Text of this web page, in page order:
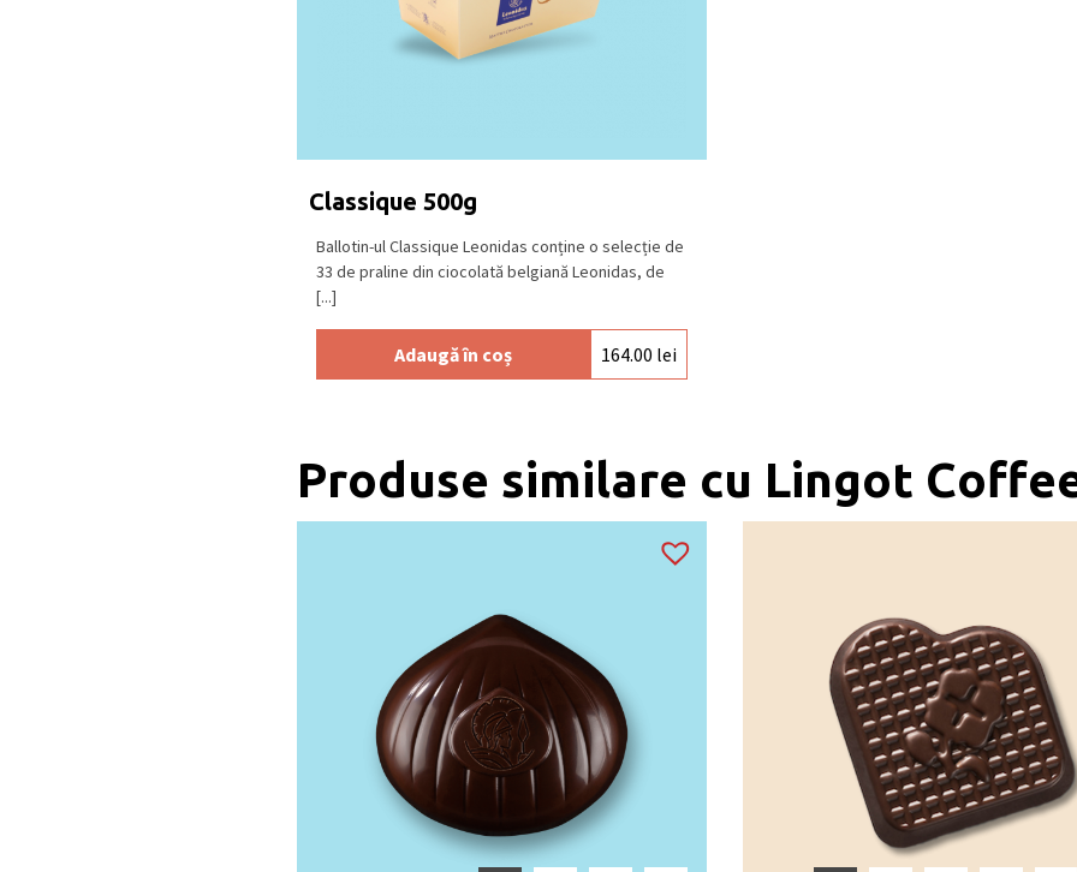
Classique 500g
Ballotin-ul Classique Leonidas conține o selecție de
33 de praline din ciocolată belgiană Leonidas, de
[...]
Adaugă în coș 164.00 lei
Produse similare cu Lingot